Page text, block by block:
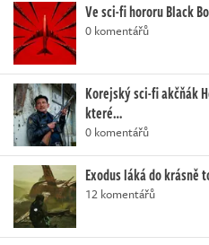
Ve sci-fi hororu Black
0 komentářů
Korejský sci-fi akčňák
které…
0 komentářů
Exodus láká do krásně
12 komentářů